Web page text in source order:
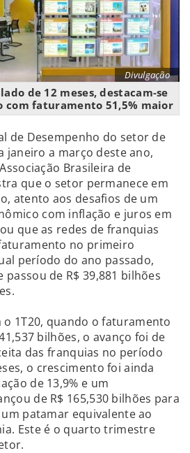
Divulgação
de 12 meses, destacam-se
com faturamento 51,5% maior
de Desempenho do setor de
janeiro a março deste ano,
Brasileira de
que o setor permanece em
atento aos desafios de um
com inflação e juros em
que as redes de franquias
no primeiro
período do ano passado,
de R$ 39,881 bilhões
o 1T20, quando o faturamento
bilhões, o avanço foi de
das franquias no período
o crescimento foi ainda
de 13,9% e um
de R$ 165,530 bilhões para
um patamar equivalente ao
Este é o quarto trimestre